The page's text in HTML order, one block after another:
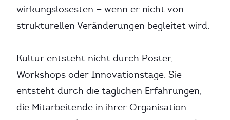
wirkungslosesten — wenn er nicht von
strukturellen Veränderungen begleitet wird.
Kultur entsteht nicht durch Poster,
Workshops oder Innovationstage. Sie
entsteht durch die täglichen Erfahrungen,
die Mitarbeitende in ihrer Organisation